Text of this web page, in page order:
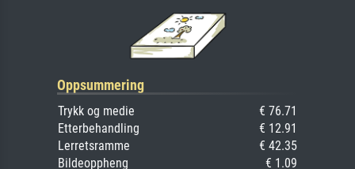
Oppsummering
Trykk og medie
€ 76.71
Etterbehandling
€ 12.91
Lerretsramme
€ 42.35
Bildeoppheng
€ 1.09